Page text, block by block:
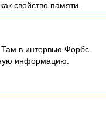
свойство памяти.
в интервью Форбс
информацию.